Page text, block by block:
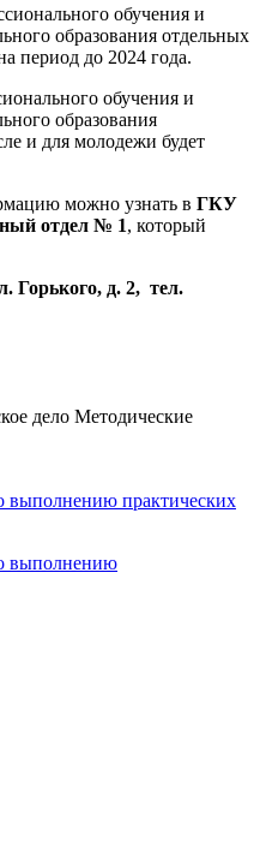
обучения и
образования отдельных
период до 2024 года.
обучения и
образования
и для молодежи будет
можно узнать в ГКУ
отдел № 1, который
Горького, д. 2, тел.
дело Методические
выполнению практических
выполнению